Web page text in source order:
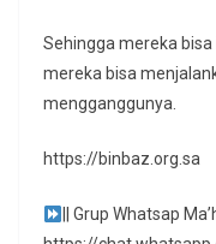
Sehingga mereka
mereka bisa
mengganggunya.
https://binbaz.org.sa
|| Grup Whatsap